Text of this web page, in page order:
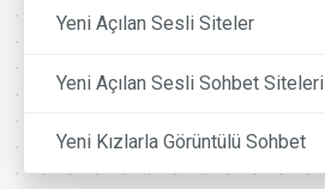
Yeni Açılan Sesli Siteler
Yeni Açılan Sesli Sohbet Siteleri
Yeni Kızlarla Görüntülü Sohbet